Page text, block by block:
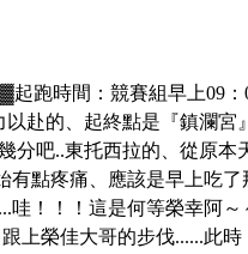
▓起跑時間：競賽組早上09：
赴的、起終點是『鎮瀾宮
分吧..東托西拉的、從原本
有點疼痛、應該是早上吃了
哇！！！這是何等榮幸阿～
上榮佳大哥的步伐......此時